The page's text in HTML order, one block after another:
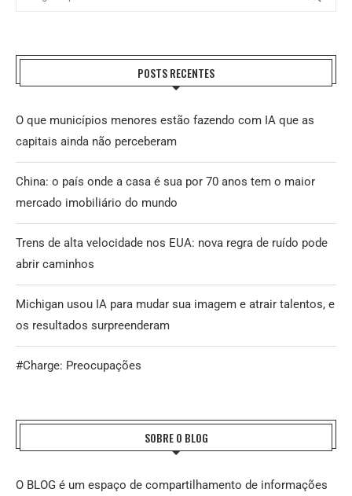
POSTS RECENTES
O que municípios menores estão fazendo com IA que as
capitais ainda não perceberam
China: o país onde a casa é sua por 70 anos tem o maior
mercado imobiliário do mundo
Trens de alta velocidade nos EUA: nova regra de ruído pode
abrir caminhos
Michigan usou IA para mudar sua imagem e atrair talentos, e
os resultados surpreenderam
#Charge: Preocupações
SOBRE O BLOG
O BLOG é um espaço de compartilhamento de informações